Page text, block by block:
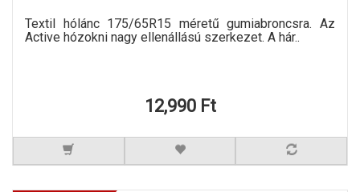
Textil hólánc 175/65R15 méretű gumiabroncsra. Az
Active hózokni nagy ellenállású szerkezet. A hár..
12,990 Ft